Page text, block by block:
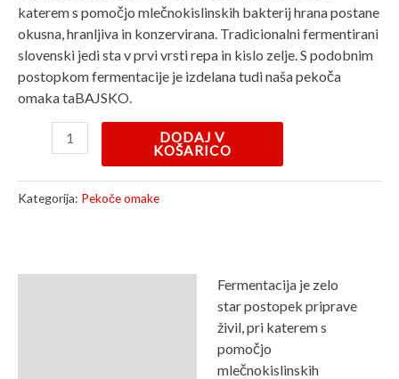
katerem s pomočjo mlečnokislinskih bakterij hrana postane
okusna, hranljiva in konzervirana. Tradicionalni fermentirani
slovenski jedi sta v prvi vrsti repa in kislo zelje. S podobnim
postopkom fermentacije je izdelana tudi naša pekoča
omaka taBAJSKO.
DODAJ V
KOŠARICO
Kategorija: Pekoče omake
Fermentacija je zelo
star postopek priprave
živil, pri katerem s
pomočjo
mlečnokislinskih